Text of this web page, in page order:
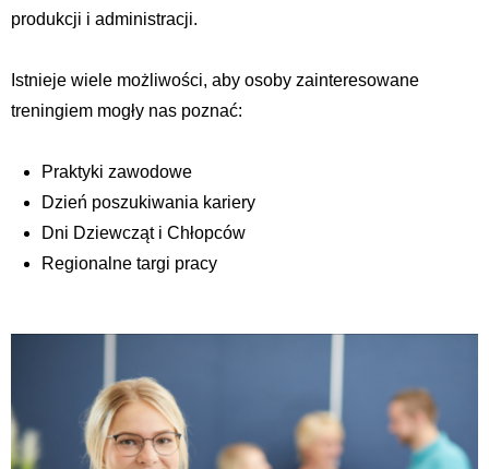
produkcji i administracji.
Istnieje wiele możliwości, aby osoby zainteresowane
treningiem mogły nas poznać:
Praktyki zawodowe
Dzień poszukiwania kariery
Dni Dziewcząt i Chłopców
Regionalne targi pracy